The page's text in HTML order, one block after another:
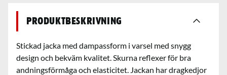
Produktbeskrivning
Stickad jacka med dampassform i varsel med snygg
design och bekväm kvalitet. Skurna reflexer för bra
andningsförmåga och elasticitet. Jackan har dragkedjor